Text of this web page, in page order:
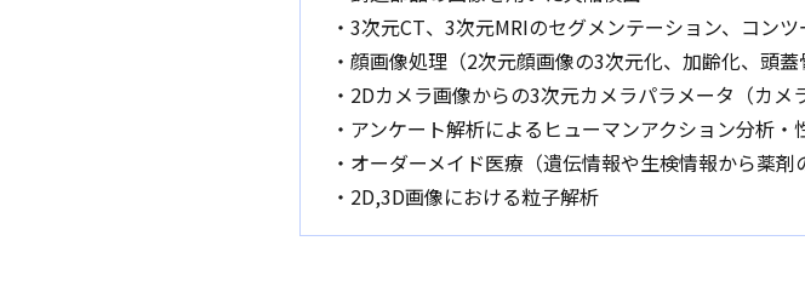
・3次元CT、3次元MRIのセグメンテーション、コン
・顔画像処理（2次元顔画像の3次元化、加齢化、頭
・2Dカメラ画像からの3次元カメラパラメータ（カ
・アンケート解析によるヒューマンアクション分析・
・オーダーメイド医療（遺伝情報や生検情報から薬剤
・2D,3D画像における粒子解析